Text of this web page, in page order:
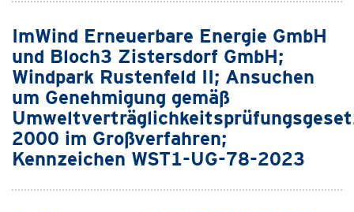
ImWind Erneuerbare Energie GmbH
und Bloch3 Zistersdorf GmbH;
Windpark Rustenfeld II; Ansuchen
um Genehmigung gemäß
2000 im Großverfahren;
Kennzeichen WST1-UG-78-2023